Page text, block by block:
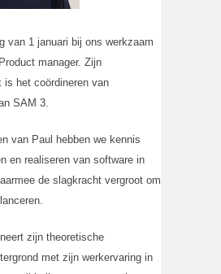
van 1 januari bij ons werkzaam
manager. Zijn
is het coördineren van
SAM 3.
van Paul hebben we kennis
en realiseren van software in
de slagkracht vergroot om
zijn theoretische
met zijn werkervaring in